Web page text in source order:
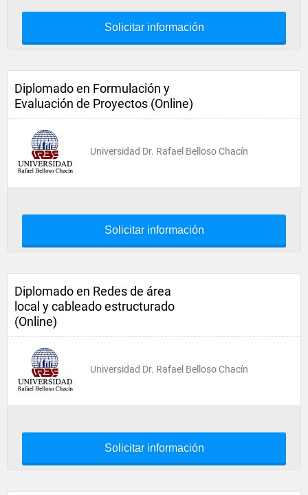
Solicitar información
Diplomado en Formulación y
Evaluación de Proyectos (Online)
Universidad Dr. Rafael Belloso Chacín
Solicitar información
Diplomado en Redes de área
local y cableado estructurado
(Online)
Universidad Dr. Rafael Belloso Chacín
Solicitar información